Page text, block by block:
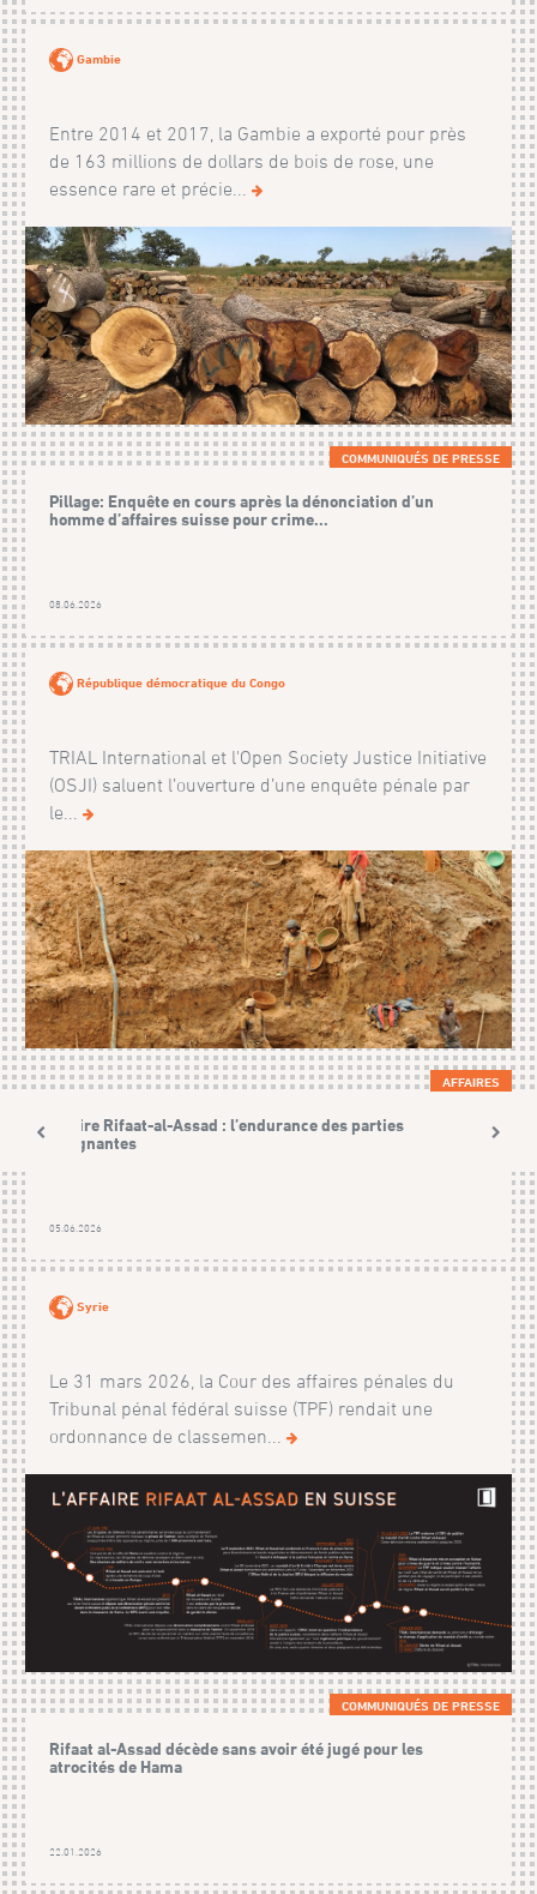
Gambie
Entre 2014 et 2017, la Gambie a exporté pour près
de 163 millions de dollars de bois de rose, une
essence rare et précie...
COMMUNIQUÉS DE PRESSE
Pillage: Enquête en cours après la dénonciation d’un
homme d’affaires suisse pour crime...
08.06.2026
République démocratique du Congo
TRIAL International et l'Open Society Justice Initiative
(OSJI) saluent l’ouverture d’une enquête pénale par
le...
AFFAIRES
Affaire Rifaat-al-Assad : l’endurance des parties
plaignantes
05.06.2026
Syrie
Le 31 mars 2026, la Cour des affaires pénales du
Tribunal pénal fédéral suisse (TPF) rendait une
ordonnance de classemen...
COMMUNIQUÉS DE PRESSE
Rifaat al-Assad décède sans avoir été jugé pour les
atrocités de Hama
22.01.2026